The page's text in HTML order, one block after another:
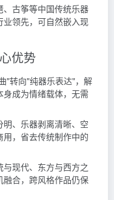
、古筝等中国传统乐器
领先，可自然嵌入现
优势
"转向"纯器乐表达"，解
成为情绪载体，无需
明、乐器剥离清晰、空
，省去传统制作中的
与现代、东方与西方之
合，跨风格作品仍保